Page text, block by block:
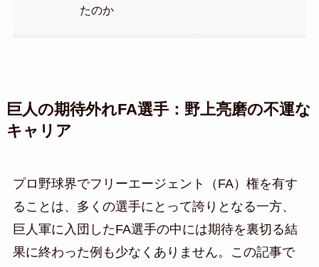
たのか
巨人の期待外れFA選手：野上亮磨の不運な
キャリア
プロ野球界でフリーエージェント（FA）権を有す
ることは、多くの選手にとって誇りとなる一方、
巨人軍に入団したFA選手の中には期待を裏切る結
果に終わった例も少なくありません。この記事で